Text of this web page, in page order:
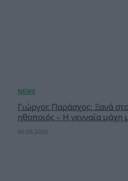
Γιώργος Παράσχος: Ξανά
ηθοποιός – Η γενναία μάχη
06.08.2026